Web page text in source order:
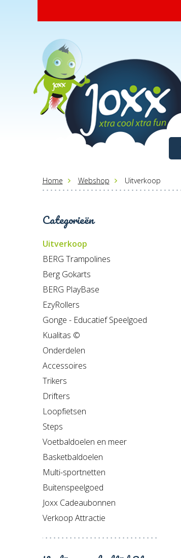
Home Webshop Uitverkoop
Categorieën
Uitverkoop
BERG Trampolines
Berg Gokarts
BERG PlayBase
EzyRollers
Gonge - Educatief Speelgoed
Kualitas ©
Onderdelen
Accessoires
Trikers
Drifters
Loopfietsen
Steps
Voetbaldoelen en meer
Basketbaldoelen
Multi-sportnetten
Buitenspeelgoed
Joxx Cadeaubonnen
Verkoop Attractie